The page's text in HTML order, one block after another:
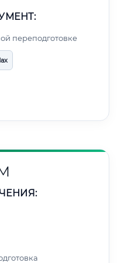
переподготовке